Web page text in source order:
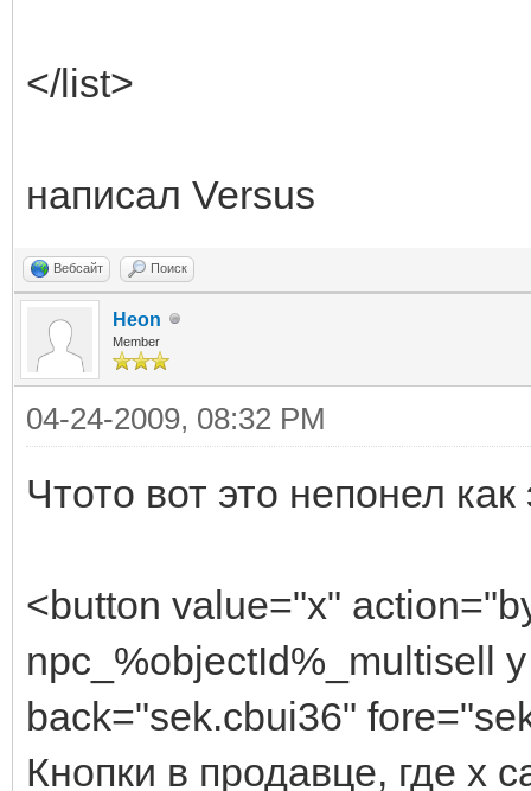
</list>
написал Versus
Вебсайт Поиск
Heon
Member
04-24-2009, 08:32 PM
Чтото вот это непонел как
<button value="x"
npc_%objectId%_multisell
back="sek.cbui36"
Кнопки в продавце, где х